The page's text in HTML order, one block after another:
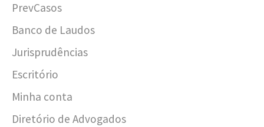
PrevCasos
Banco de Laudos
Jurisprudências
Escritório
Minha conta
Diretório de Advogados